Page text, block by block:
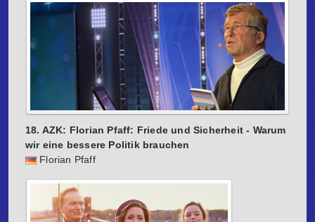
18. AZK: Florian Pfaff: Friede und Sicherheit - Warum
wir eine bessere Politik brauchen
Florian Pfaff